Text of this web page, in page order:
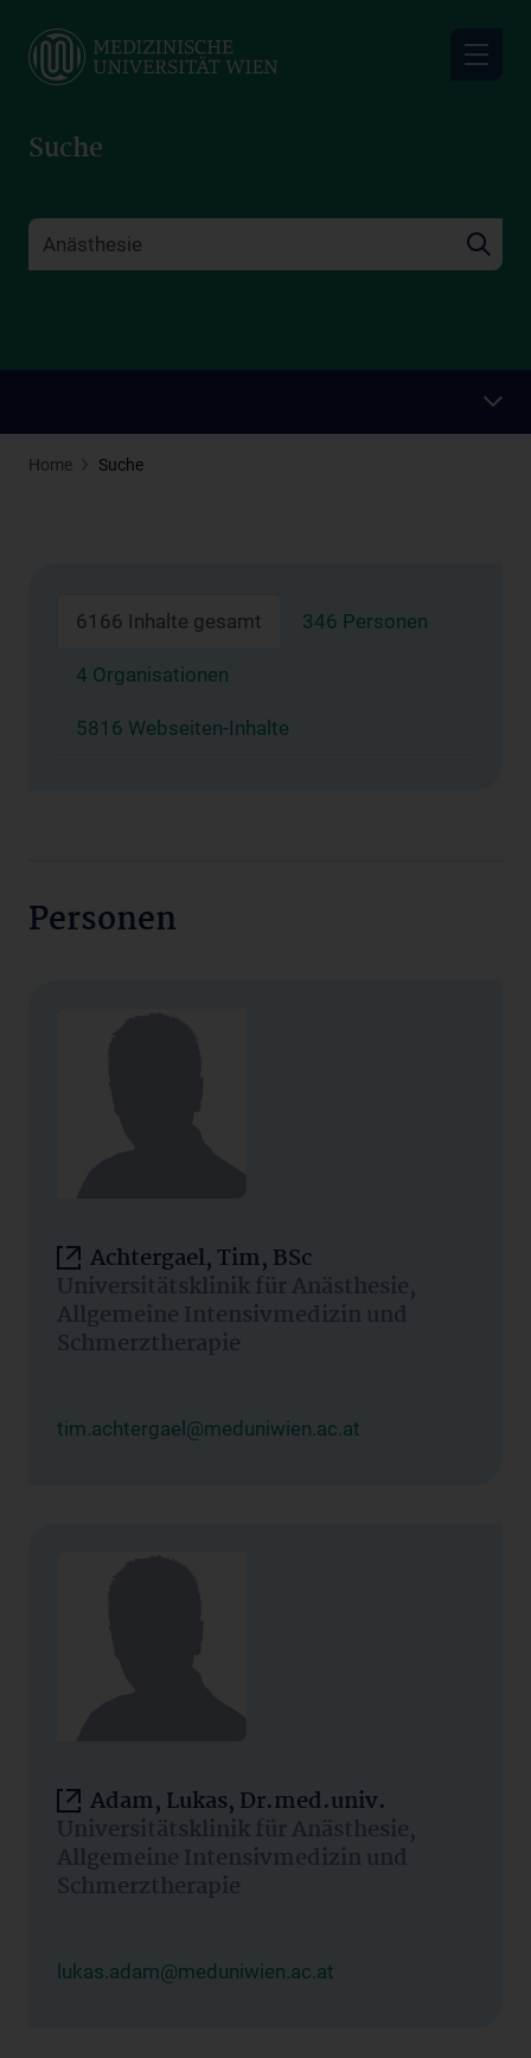
main
Suche
Home Suche
6166 Inhalte gesamt 346 Personen
4 Organisationen
5816 Webseiten-Inhalte
Personen
Achtergael, Tim, BSc
Universitätsklinik für Anästhesie,
Allgemeine Intensivmedizin und
Schmerztherapie
tim.achtergael@meduniwien.ac.at
Adam, Lukas, Dr.med.univ.
Universitätsklinik für Anästhesie,
Allgemeine Intensivmedizin und
Schmerztherapie
lukas.adam@meduniwien.ac.at